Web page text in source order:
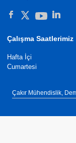
Çalışma Saatlerimiz
Hafta İçi
Cumartesi
Çakır Mühendislik,
servis hizmeti